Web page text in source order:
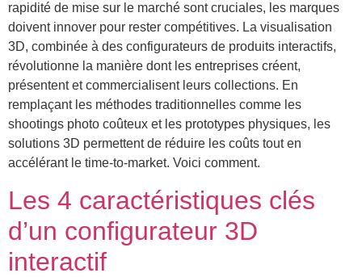
rapidité de mise sur le marché sont cruciales, les marques
doivent innover pour rester compétitives. La visualisation
3D, combinée à des configurateurs de produits interactifs,
révolutionne la manière dont les entreprises créent,
présentent et commercialisent leurs collections. En
remplaçant les méthodes traditionnelles comme les
shootings photo coûteux et les prototypes physiques, les
solutions 3D permettent de réduire les coûts tout en
accélérant le time-to-market. Voici comment.
Les 4 caractéristiques clés
d’un configurateur 3D
interactif